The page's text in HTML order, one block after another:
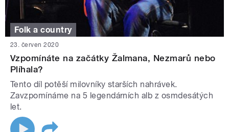
Folk a country
23. červen 2020
Vzpomínáte na začátky Žalmana, Nezmarů nebo
Plíhala?
Tento díl potěší milovníky starších nahrávek.
Zavzpomínáme na 5 legendárních alb z osmdesátých
let.